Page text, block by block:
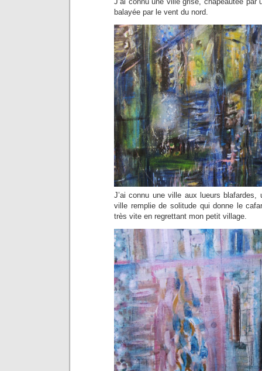
balayée par le vent du nord.
J’ai connu une ville aux lueurs blafardes,
ville remplie de solitude qui donne le
très vite en regrettant mon petit village.